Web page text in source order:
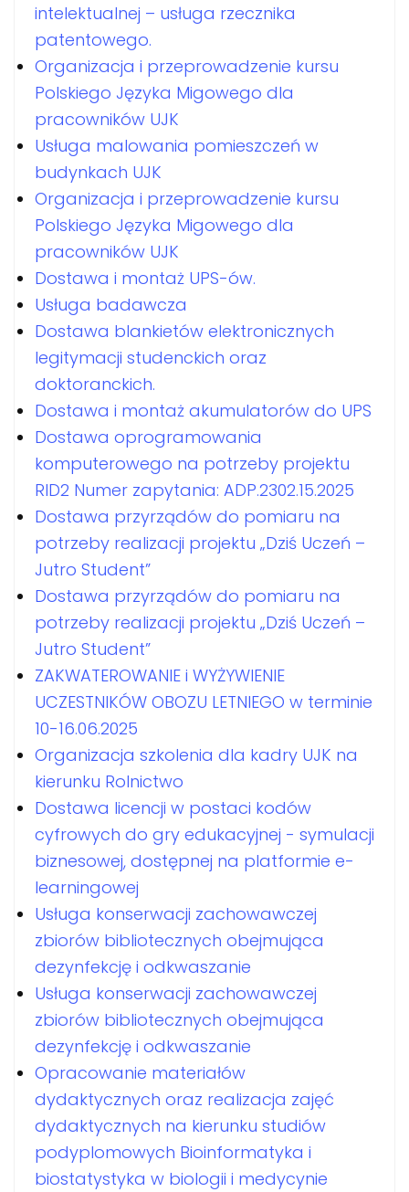
intelektualnej – usługa rzecznika
patentowego.
Organizacja i przeprowadzenie kursu
Polskiego Języka Migowego dla
pracowników UJK
Usługa malowania pomieszczeń w
budynkach UJK
Organizacja i przeprowadzenie kursu
Polskiego Języka Migowego dla
pracowników UJK
Dostawa i montaż UPS-ów.
Usługa badawcza
Dostawa blankietów elektronicznych
legitymacji studenckich oraz
doktoranckich.
Dostawa i montaż akumulatorów do UPS
Dostawa oprogramowania
komputerowego na potrzeby projektu
RID2 Numer zapytania: ADP.2302.15.2025
Dostawa przyrządów do pomiaru na
potrzeby realizacji projektu „Dziś Uczeń –
Jutro Student”
Dostawa przyrządów do pomiaru na
potrzeby realizacji projektu „Dziś Uczeń –
Jutro Student”
ZAKWATEROWANIE i WYŻYWIENIE
UCZESTNIKÓW OBOZU LETNIEGO w terminie
10-16.06.2025
Organizacja szkolenia dla kadry UJK na
kierunku Rolnictwo
Dostawa licencji w postaci kodów
cyfrowych do gry edukacyjnej - symulacji
biznesowej, dostępnej na platformie e-
learningowej
Usługa konserwacji zachowawczej
zbiorów bibliotecznych obejmująca
dezynfekcję i odkwaszanie
Usługa konserwacji zachowawczej
zbiorów bibliotecznych obejmująca
dezynfekcję i odkwaszanie
Opracowanie materiałów
dydaktycznych oraz realizacja zajęć
dydaktycznych na kierunku studiów
podyplomowych Bioinformatyka i
biostatystyka w biologii i medycynie